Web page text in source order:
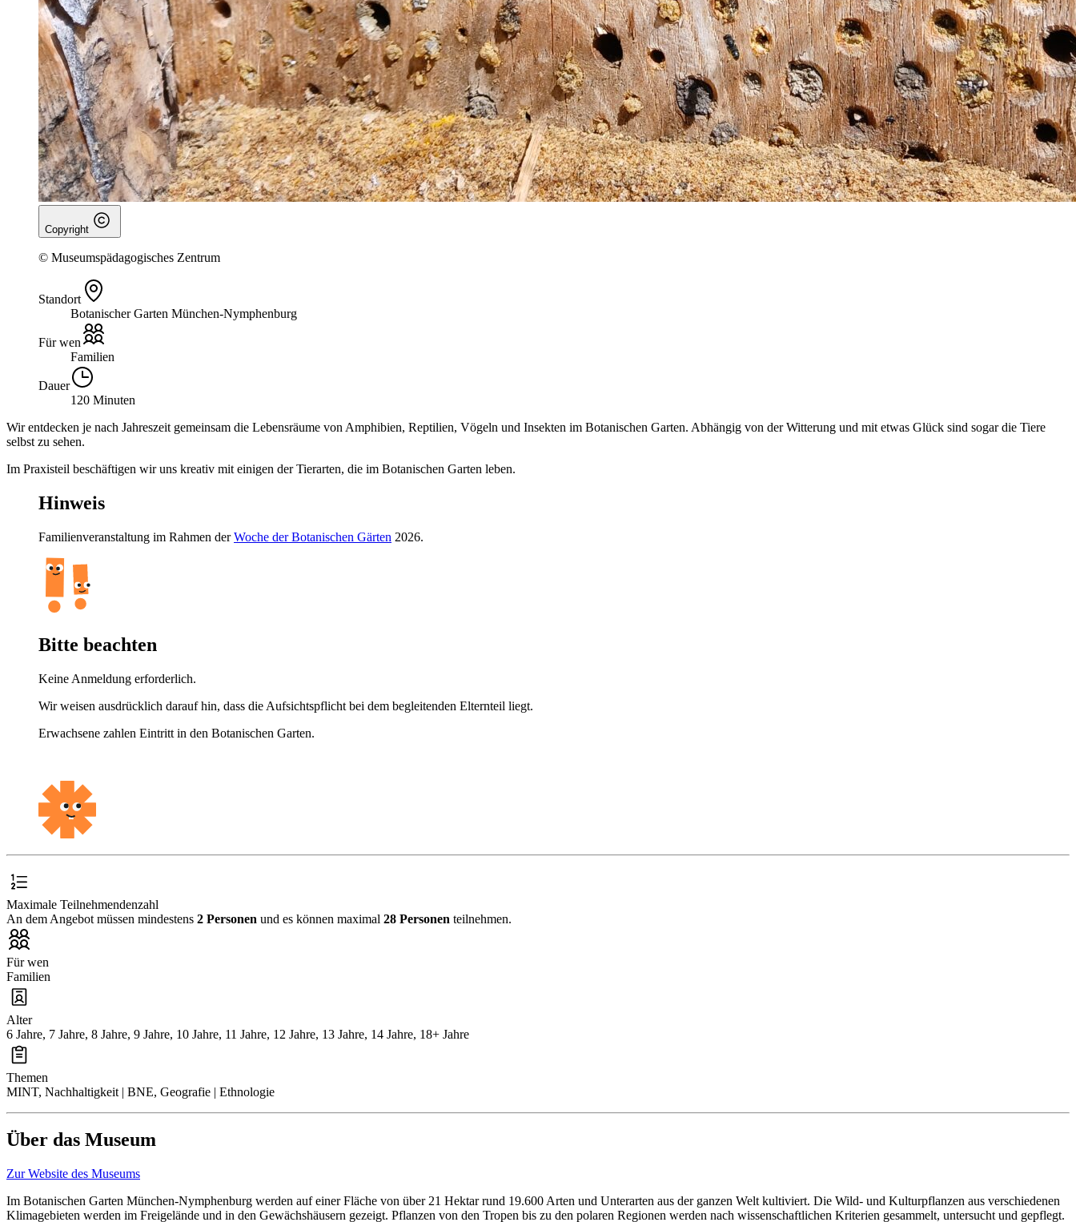
Copyright
© Museumspädagogisches Zentrum
Standort
Botanischer Garten München-Nymphenburg
Für wen
Familien
Dauer
120 Minuten
Wir entdecken je nach Jahreszeit gemeinsam die Lebensräume von Amphibien, Reptilien, Vögeln und Insekten im Botanischen Garten. Abhängig von der Witterung und mit etwas Glück sind sogar die Tiere
selbst zu sehen.
Im Praxisteil beschäftigen wir uns kreativ mit einigen der Tierarten, die im Botanischen Garten leben.
Hinweis
Familienveranstaltung im Rahmen derWoche der Botanischen Gärten 2026.
Bitte beachten
Keine Anmeldung erforderlich.
Wir weisen ausdrücklich darauf hin, dass die Aufsichtspflicht bei dem begleitenden Elternteil liegt.
Erwachsene zahlen Eintritt in den Botanischen Garten.
Maximale Teilnehmendenzahl
An dem Angebot müssen mindestens 2 Personen und es können maximal 28 Personen teilnehmen.
Für wen
Familien
Alter
6 Jahre, 7 Jahre, 8 Jahre, 9 Jahre, 10 Jahre, 11 Jahre, 12 Jahre, 13 Jahre, 14 Jahre, 18+ Jahre
Themen
MINT, Nachhaltigkeit | BNE, Geografie | Ethnologie
Über das Museum
Zur Website des Museums
Im Botanischen Garten München-Nymphenburg werden auf einer Fläche von über 21 Hektar rund 19.600 Arten und Unterarten aus der ganzen Welt kultiviert. Die Wild- und Kulturpflanzen aus verschiedenen
Klimagebieten werden im Freigelände und in den Gewächshäusern gezeigt. Pflanzen von den Tropen bis zu den polaren Regionen werden nach wissenschaftlichen Kriterien gesammelt, untersucht und gepflegt.